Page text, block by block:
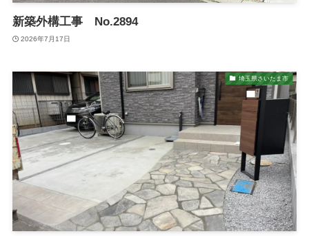
新築外構工事 No.2894
2026年7月17日
埼玉県さいたま市